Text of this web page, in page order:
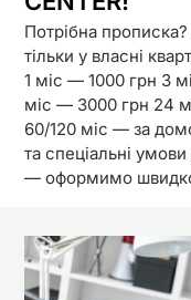
Потрібна
тільки у власні
1 міс — 1000 грн 3
міс — 3000 грн 24
60/120 міс — за
та спеціальні
— оформимо швидко